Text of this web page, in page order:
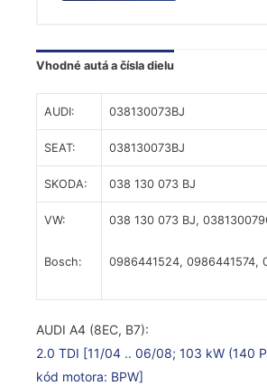
Vhodné autá a čísla dielu
AUDI: 038130073BJ
SEAT: 038130073BJ
SKODA: 038 130 073 BJ
VW:
Bosch:
038 130 073 BJ,
0986441524, 0986441574,
AUDI A4 (8EC, B7):
2.0 TDI [11/04 .. 06/08; 103 kW (140
kód motora: BPW]